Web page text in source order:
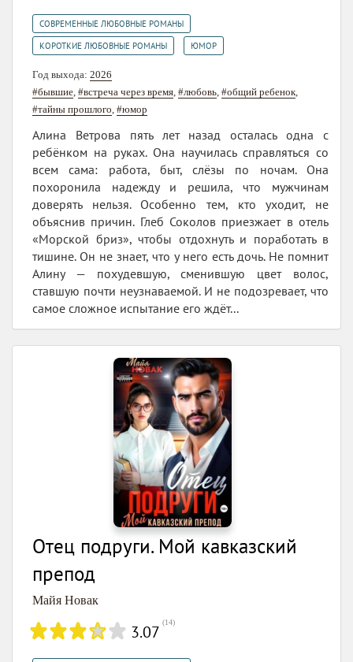
СОВРЕМЕННЫЕ ЛЮБОВНЫЕ РОМАНЫ
КОРОТКИЕ ЛЮБОВНЫЕ РОМАНЫ ЮМОР
Год выхода: 2026
#бывшие, #встреча через время, #любовь, #общий ребенок,
#тайны прошлого, #юмор
Алина Ветрова пять лет назад осталась одна с
ребёнком на руках. Она научилась справляться со
всем сама: работа, быт, слёзы по ночам. Она
похоронила надежду и решила, что мужчинам
доверять нельзя. Особенно тем, кто уходит, не
объяснив причин. Глеб Соколов приезжает в отель
«Морской бриз», чтобы отдохнуть и поработать в
тишине. Он не знает, что у него есть дочь. Не помнит
Алину — похудевшую, сменившую цвет волос,
ставшую почти неузнаваемой. И не подозревает, что
самое сложное испытание его ждёт...
Отец подруги. Мой кавказский
препод
Майя Новак
3.07 (14)